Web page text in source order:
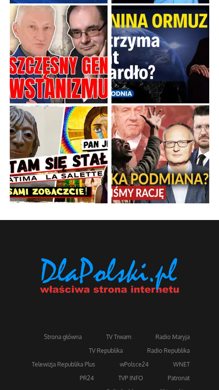
Boskie przestrogi na trudne czasy. Maryjna alternatywa dla
cyfrowego świata
Święte orędzia w cieniu smartfonów.
Popularne